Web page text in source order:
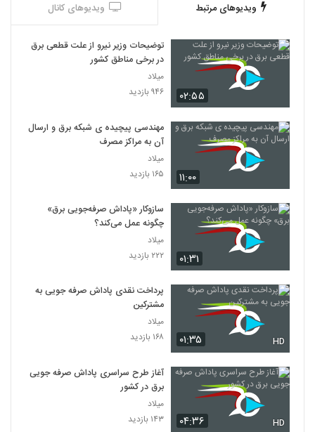
ویدیوهای مرتبط ویدیوهای کانال
۰۲:۵۵
توضیحات وزیر نیرو از علت قطعی برق
در برخی مناطق کشور
میلاد
۹۴۶ بازدید
۱۱:۰۰
مهندسی پیچیده ی شبکه برق و ارسال
آن به مراکز مصرف
میلاد
۱۶۵ بازدید
۰۱:۳۱
سازوکار «پاداش صرفه‌جویی برق»
چگونه عمل می‌کند؟
میلاد
۲۲۲ بازدید
۰۱:۳۵ HD
پرداخت نقدی پاداش صرفه جویی به
مشترکین
میلاد
۱۶۸ بازدید
۰۴:۳۶ HD
آغاز طرح سراسری پاداش صرفه جویی
برق در کشور
میلاد
۱۴۳ بازدید